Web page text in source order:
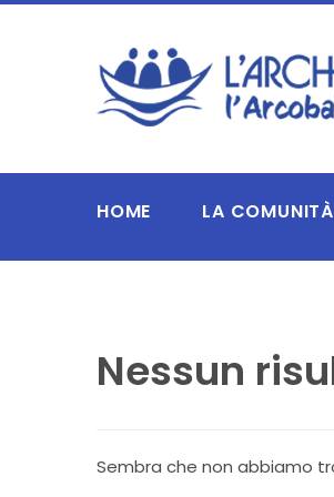
HOME LA COMUNITÀ
Nessun
Sembra che non abbiamo